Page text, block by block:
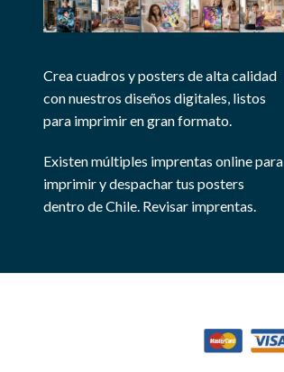
Crea cuadros y posters de alta calidad
con nuestros diseños digitales, listos
para imprimir en gran formato.
Existen múltiples imprentas online para
imprimir y despachar tus posters
dentro de Chile. Revisar imprentas.